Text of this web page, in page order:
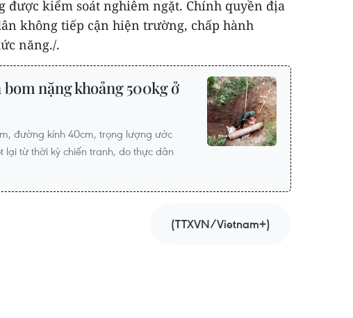
được kiểm soát nghiêm ngặt. Chính quyền địa
không tiếp cận hiện trường, chấp hành
năng./.
nặng khoảng 500kg ở
đường kính 40cm, trọng lượng ước
lại từ thời kỳ chiến tranh, do thực dân
(TTXVN/Vietnam+)